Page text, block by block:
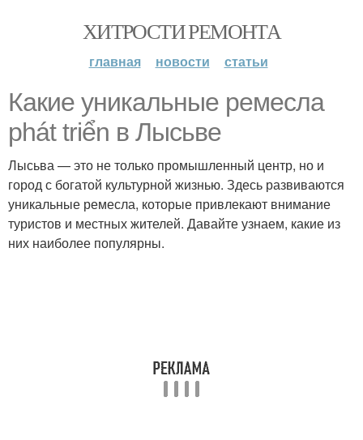
ХИТРОСТИ РЕМОНТА
главная новости статьи
Какие уникальные ремесла
phát triển в Лысьве
Лысьва — это не только промышленный центр, но и
город с богатой культурной жизнью. Здесь развиваются
уникальные ремесла, которые привлекают внимание
туристов и местных жителей. Давайте узнаем, какие из
них наиболее популярны.